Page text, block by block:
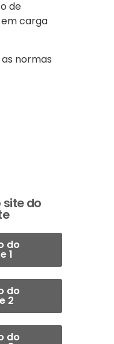
de
carga
normas
site do
do
1
do
2
do